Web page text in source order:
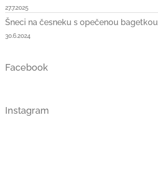
27.7.2025
Šneci na česneku s opečenou bagetkou
30.6.2024
Facebook
Instagram